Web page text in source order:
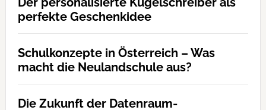
perfekte Geschenkidee
Schulkonzepte in Österreich – Was
macht die Neulandschule aus?
Die Zukunft der Datenraum-